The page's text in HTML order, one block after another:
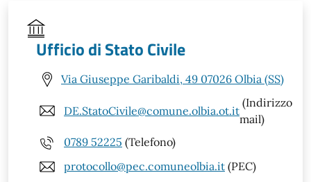
Ufficio di Stato Civile
Via Giuseppe Garibaldi, 49 07026 Olbia (SS)
DE.StatoCivile@comune.olbia.ot.it
(Indirizzo
mail)
0789 52225 (Telefono)
protocollo@pec.comuneolbia.it (PEC)